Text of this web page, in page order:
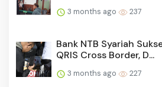
3 months ago 237
Bank NTB Syariah
QRIS Cross Border, D...
3 months ago 227